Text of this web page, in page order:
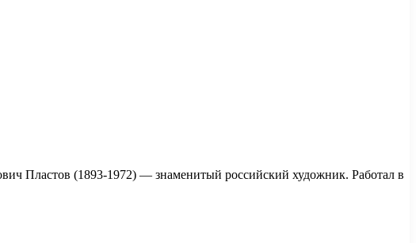
Пластов (1893-1972) — знаменитый российский художник. Работал в